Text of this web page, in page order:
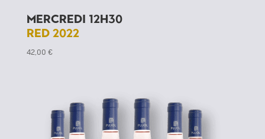
Mercredi 12h30
red 2022
42,00 €